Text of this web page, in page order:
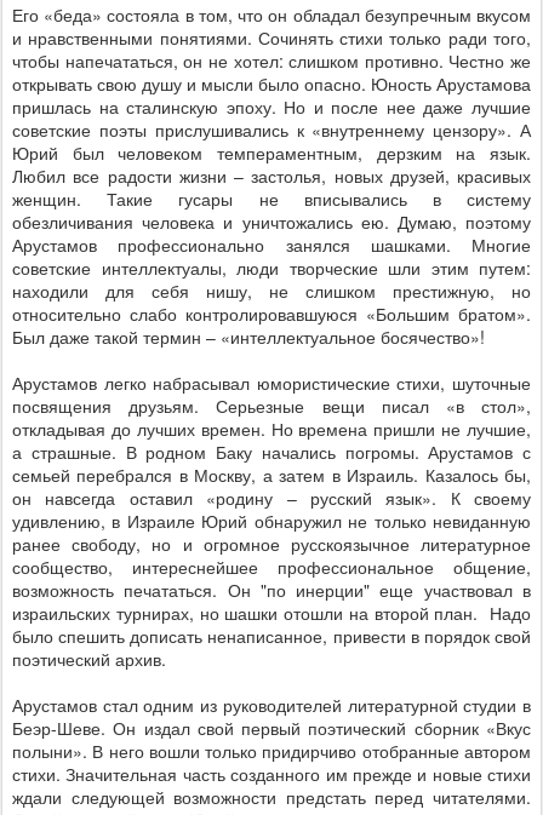
Его «беда» состояла в том, что он обладал безупречным вкусом
и нравственными понятиями. Сочинять стихи только ради того,
чтобы напечататься, он не хотел: слишком противно. Честно же
открывать свою душу и мысли было опасно. Юность Арустамова
пришлась на сталинскую эпоху. Но и после нее даже лучшие
советские поэты прислушивались к «внутреннему цензору». А
Юрий был человеком темпераментным, дерзким на язык.
Любил все радости жизни – застолья, новых друзей, красивых
женщин. Такие гусары не вписывались в систему
обезличивания человека и уничтожались ею. Думаю, поэтому
Арустамов профессионально занялся шашками. Многие
советские интеллектуалы, люди творческие шли этим путем:
находили для себя нишу, не слишком престижную, но
относительно слабо контролировавшуюся «Большим братом».
Был даже такой термин – «интеллектуальное босячество»!
Арустамов легко набрасывал юмористические стихи, шуточные
посвящения друзьям. Серьезные вещи писал «в стол»,
откладывая до лучших времен. Но времена пришли не лучшие,
а страшные. В родном Баку начались погромы. Арустамов с
семьей перебрался в Москву, а затем в Израиль. Казалось бы,
он навсегда оставил «родину – русский язык». К своему
удивлению, в Израиле Юрий обнаружил не только невиданную
ранее свободу, но и огромное русскоязычное литературное
сообщество, интереснейшее профессиональное общение,
возможность печататься. Он "по инерции" еще участвовал в
израильских турнирах, но шашки отошли на второй план. Надо
было спешить дописать ненаписанное, привести в порядок свой
поэтический архив.
Арустамов стал одним из руководителей литературной студии в
Беэр-Шеве. Он издал свой первый поэтический сборник «Вкус
полыни». В него вошли только придирчиво отобранные автором
стихи. Значительная часть созданного им прежде и новые стихи
ждали следующей возможности предстать перед читателями.